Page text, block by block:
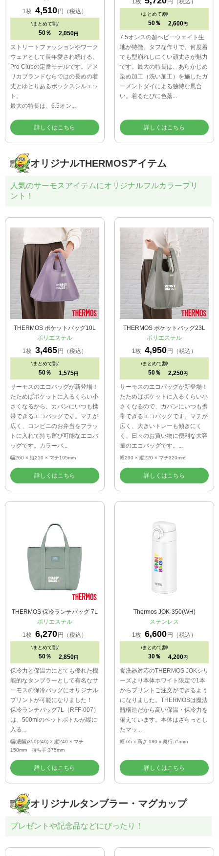
1枚 4,510 円（税込）
\まとめて割/
50％ 2,050 円
ストリートファッションやワーク
ウェアとして長年愛され続ける、
Pro Clubの定番モデルです。アメ
リカブランドならではの長めの着
丈とゆとりあるボックスシルエッ
ト。
最大の特長は、6.5オン...
詳しくはこちら
1枚 円（税込）
\まとめて割/
50％ 2,600 円
7.5オンスの超ヘビーウェイト生
地が特徴。タフな作りで、何度着
ても型崩れしにくい頑丈さが魅力
です。最大の特長は、あらかじめ
染め加工（洗い加工）を施したガ
ーメントダイによる独特な風合
い。着るたびに色落...
詳しくはこちら
オリジナルTHERMOSアイテム
人気のサーモスアイテムにオリジナルフルカラープリ
ント！
THERMOS ポケットバッグ10L
ポリエステル
1枚 3,465 円（税込）
\まとめて割/
50％ 1,575 円
サーモスのエコバッグが新登場！
たためばポケットに入るくらい小
さくなるから、カバンにいつも携
帯できるエコバッグです。マチが
広く、コンビニのお弁当をフラッ
トに入れて持ち運び可能なエコバ
ッグです。カラーバ...
幅260 × 縦210 × マチ195mm
詳しくはこちら
THERMOS ポケットバッグ23L
ポリエステル
1枚 4,950 円（税込）
\まとめて割/
50％ 2,250 円
サーモスのエコバッグが新登場！
たためばポケットに入るくらい小
さくなるので、カバンにいつも携
帯できるエコバッグです。マチが
広く、大きいトレーも傾きにく
く、日々のお買い物に便利な大容
量のエコバッグです。...
幅290 × 縦220 × マチ320mm
詳しくはこちら
THERMOS 保冷ランチバッグ 7L
ポリエステル
1枚 6,270 円（税込）
\まとめて割/
50％ 2,850 円
保冷力と保温力にとても優れた機
能的なタンブラーとして有名なサ
ーモスの保冷バッグにオリジナル
プリントが可能になりました！
保冷ランチバッグ7L（RFF-007）
は、500mlのペットボトルが縦に
入る...
幅(底幅)350(240) × 縦240 × マチ
150mm 持ち手:375mm
詳しくはこちら
Thermos JOK-350(WH)
ステンレス
1枚 6,600 円（税込）
\まとめて割/
30％ 4,200 円
食洗器対応のTHERMOS JOKシリ
ーズより本体ホワイト限定で1本
からプリントご注文ができるよう
になりました。THERMOSは魔法
瓶構造だから高い保温・保冷力を
備えています。本体はざらっとし
たマッ...
幅:65 x 高さ:180 x 奥行:75mm
詳しくはこちら
オリジナルタンブラー・マグカップ
プレゼントや記念品などにぴったり！